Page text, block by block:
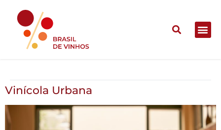
Vinícola Urbana
Vinícola Urbana